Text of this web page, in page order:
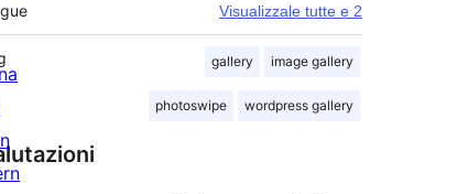
Visualizzale tutte e 2
gallery image gallery
photoswipe wordpress gallery